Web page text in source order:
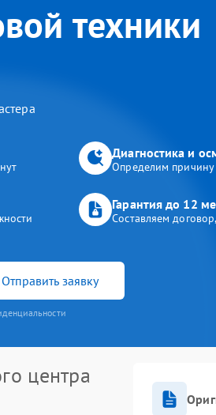
техники
Диагностика и
Определим причину
Гарантия до 12
Составляем
Отправить заявку
центра